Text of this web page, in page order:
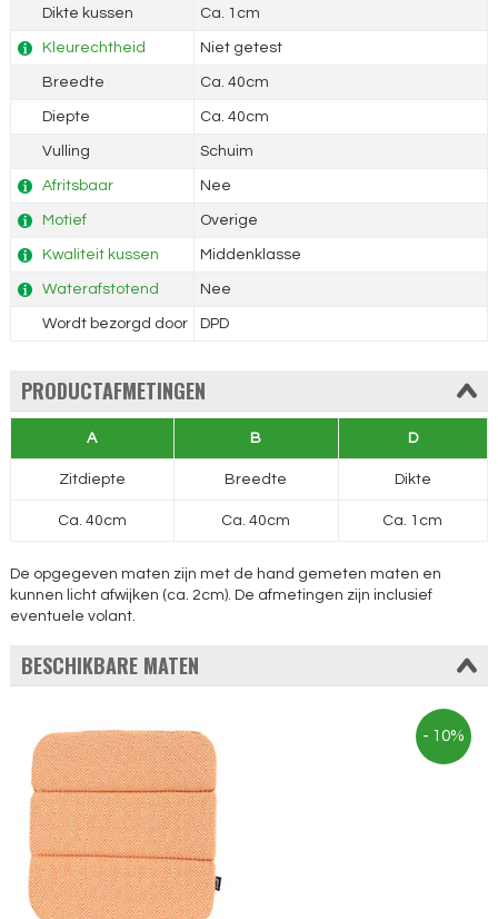
Dikte kussen Ca. 1cm
Kleurechtheid Niet getest
Breedte Ca. 40cm
Diepte Ca. 40cm
Vulling Schuim
Afritsbaar Nee
Motief Overige
Kwaliteit kussen Middenklasse
Waterafstotend Nee
Wordt bezorgd door DPD
PRODUCTAFMETINGEN
A B D
Zitdiepte Breedte Dikte
Ca. 40cm Ca. 40cm Ca. 1cm
De opgegeven maten zijn met de hand gemeten maten en
kunnen licht afwijken (ca. 2cm). De afmetingen zijn inclusief
eventuele volant.
BESCHIKBARE MATEN
- 10%